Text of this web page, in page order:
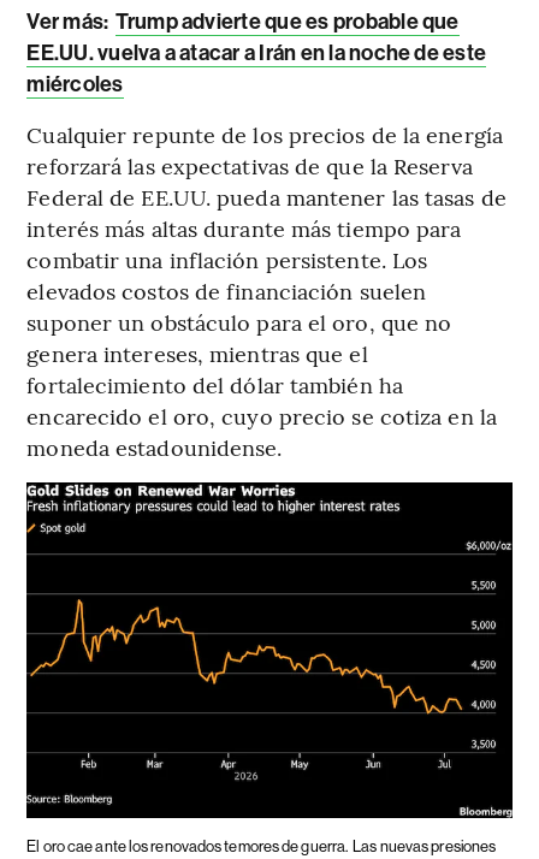
Ver más: Trump advierte que es probable que
EE.UU. vuelva a atacar a Irán en la noche de este
miércoles
Cualquier repunte de los precios de la energía
reforzará las expectativas de que la Reserva
Federal de EE.UU. pueda mantener las tasas de
interés más altas durante más tiempo para
combatir una inflación persistente. Los
elevados costos de financiación suelen
suponer un obstáculo para el oro, que no
genera intereses, mientras que el
fortalecimiento del dólar también ha
encarecido el oro, cuyo precio se cotiza en la
moneda estadounidense.
El oro cae ante los renovados temores de guerra. Las nuevas presiones